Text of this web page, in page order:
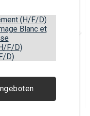
(H/F/D)
Blanc et
F/D)
D)
1L
Prisma®